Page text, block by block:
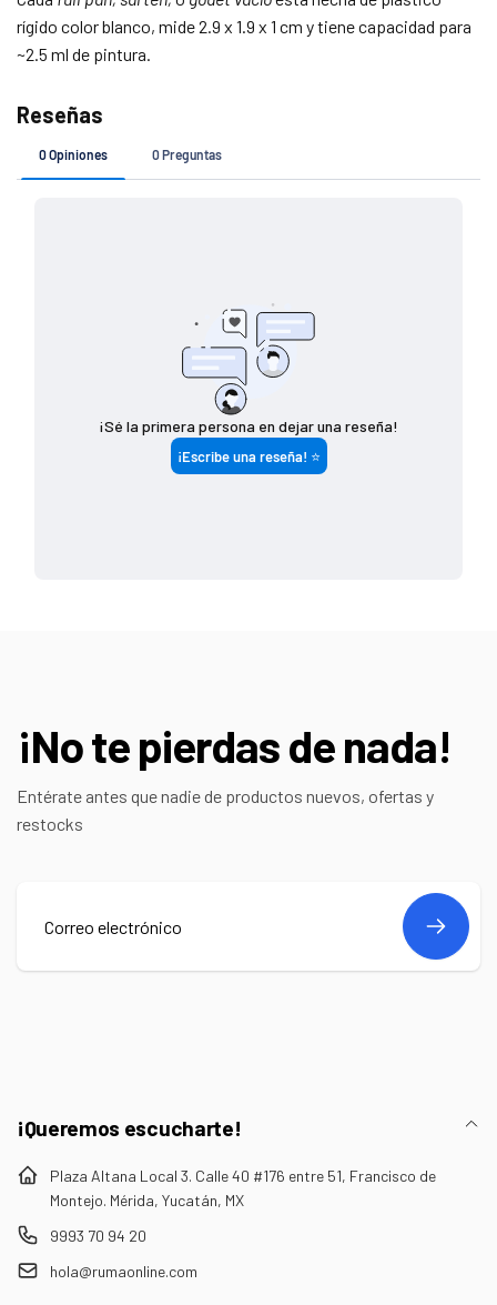
rígido color blanco, mide 2.9 x 1.9 x 1 cm y tiene capacidad para
~2.5 ml de pintura.
$ 7 5 0 - $ 1 4 4 9
¡No te pierdas de nada!
Entérate antes que nadie de productos nuevos, ofertas y
restocks
Correo
¡Queremos escucharte!
Plaza Altana Local 3. Calle 40 #176 entre 51, Francisco de
Montejo. Mérida, Yucatán, MX
9993 70 94 20
hola@rumaonline.com
¿Tienes dudas? Consulta nuestraAyuda.